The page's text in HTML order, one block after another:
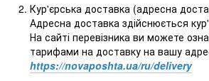
Кур'єрська доставка (адресна
Адресна доставка здійснюється
На сайті перевізника ви можете
тарифами на доставку на вашу
https://novaposhta.ua/ru/delivery